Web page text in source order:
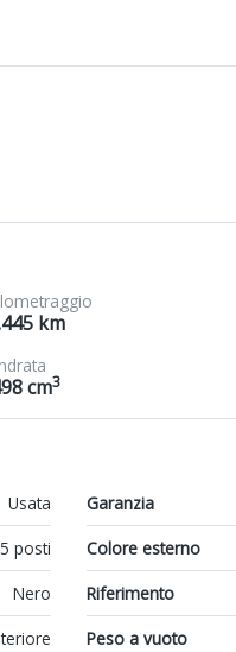
km
cm3
Usata Garanzia
posti Colore esterno
Nero Riferimento
Peso a vuoto